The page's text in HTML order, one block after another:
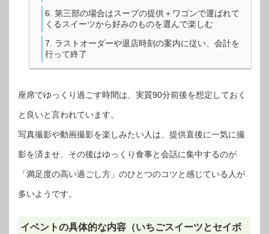
第三部の場合はスープの提供＋ワゴンで運ばれて
くるスイーツから好みのものを選んで楽しむ
ラストオーダーや退店時刻の案内に従い、会計を
行って終了
座席でゆっくり過ごす時間は、実質90分前後を想定しておく
と良いと言われています。
写真撮影や動画撮影を楽しみたい人は、提供直後に一気に撮
影を済ませ、その後はゆっくり食事と会話に集中するのが
「満足度の高い過ごし方」のひとつのコツと感じている人が
多いようです。
イベントの具体的な内容（いちごスイーツとセイボ